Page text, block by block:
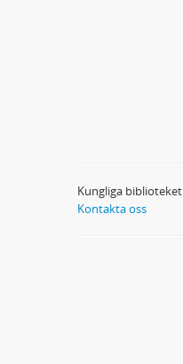
Kungliga biblioteket
Kontakta oss